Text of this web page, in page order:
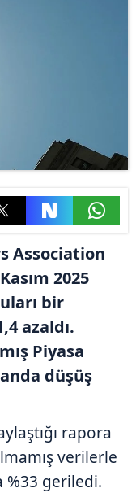
Association
2025
bir
azaldı.
Piyasa
düşüş
rapora
verilerle
%33 geriledi.